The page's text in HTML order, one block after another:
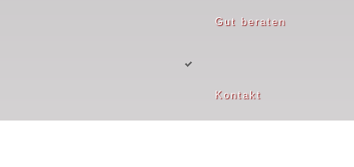
Gut beraten
Kontakt